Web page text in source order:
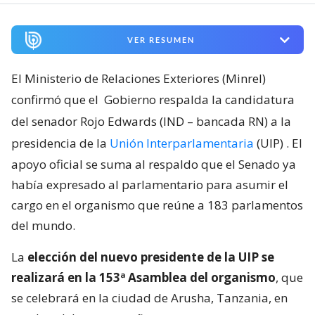
VER RESUMEN
El Ministerio de Relaciones Exteriores (Minrel)
confirmó que el Gobierno respalda la candidatura
del senador Rojo Edwards (IND – bancada RN) a la
presidencia de la Unión Interparlamentaria (UIP) . El
apoyo oficial se suma al respaldo que el Senado ya
había expresado al parlamentario para asumir el
cargo en el organismo que reúne a 183 parlamentos
del mundo.
La elección del nuevo presidente de la UIP se
realizará en la 153ª Asamblea del organismo, que
se celebrará en la ciudad de Arusha, Tanzania, en